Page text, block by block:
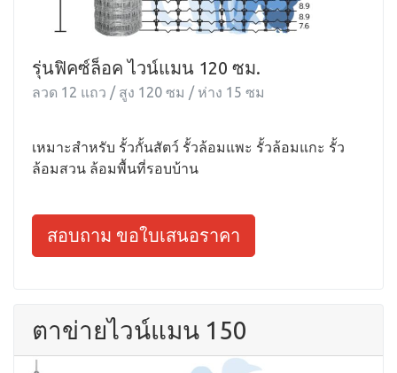
รุ่นฟิคซ์ล็อค ไวน์แมน 120 ซม.
ลวด 12 แถว / สูง 120 ซม / ห่าง 15 ซม
เหมาะสำหรับ รั้วกั้นสัตว์ รั้วล้อมแพะ รั้วล้อมแกะ รั้ว
ล้อมสวน ล้อมพื้นที่รอบบ้าน
สอบถาม ขอใบเสนอราคา
ตาข่ายไวน์แมน 150